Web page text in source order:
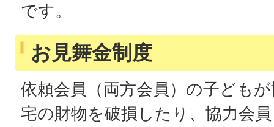
です。
お見舞金制度
依頼会員（両方会員）の子ども
宅の財物を破損したり、協力会